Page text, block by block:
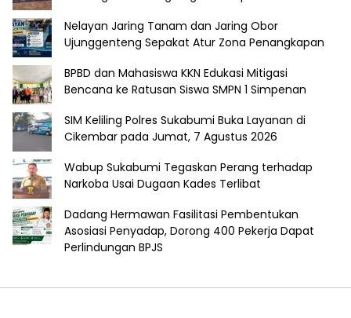
Nelayan Jaring Tanam dan Jaring Obor
Ujunggenteng Sepakat Atur Zona Penangkapan
BPBD dan Mahasiswa KKN Edukasi Mitigasi
Bencana ke Ratusan Siswa SMPN 1 Simpenan
SIM Keliling Polres Sukabumi Buka Layanan di
Cikembar pada Jumat, 7 Agustus 2026
Wabup Sukabumi Tegaskan Perang terhadap
Narkoba Usai Dugaan Kades Terlibat
Dadang Hermawan Fasilitasi Pembentukan
Asosiasi Penyadap, Dorong 400 Pekerja Dapat
Perlindungan BPJS